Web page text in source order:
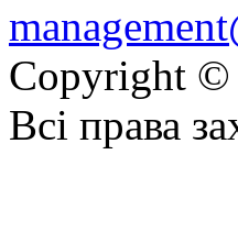
Copyright ©
Всі права